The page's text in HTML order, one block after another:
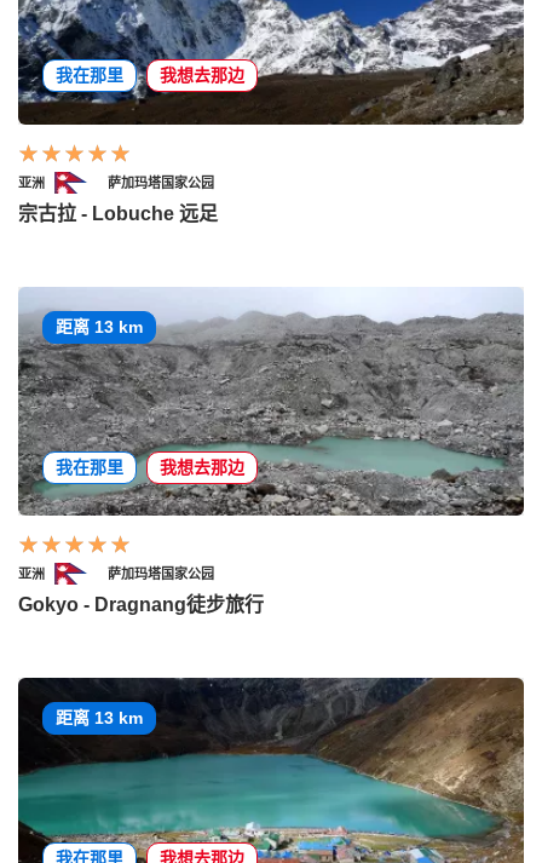
我在那里 我想去那边
亚洲 萨加玛塔国家公园
宗古拉 - Lobuche 远足
距离 13 km
我在那里 我想去那边
亚洲 萨加玛塔国家公园
Gokyo - Dragnang徒步旅行
距离 13 km
我在那里 我想去那边